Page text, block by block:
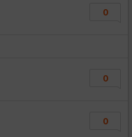
0
0
0